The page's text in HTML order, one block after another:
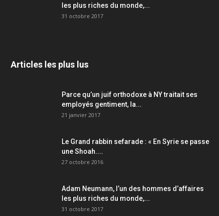
les plus riches du monde,...
31 octobre 2017
Articles les plus lus
Parce qu’un juif orthodoxe à NY traitait ses
employés gentiment, la...
21 janvier 2017
Le Grand rabbin sefarade : « En Syrie se passe
une Shoah....
27 octobre 2016
Adam Neumann, l’un des hommes d’affaires
les plus riches du monde,...
31 octobre 2017